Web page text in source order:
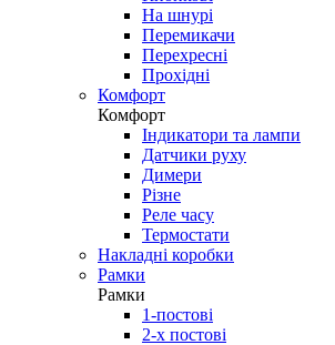
На шнурі
Перемикачи
Перехресні
Прохідні
Комфорт
Комфорт
Індикатори та лампи
Датчики руху
Димери
Різне
Реле часу
Термостати
Накладні коробки
Рамки
Рамки
1-постові
2-х постові